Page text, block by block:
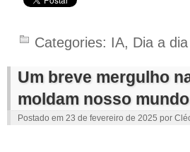
Categories: IA, Dia a dia
Um breve mergulho
moldam nosso
Postado em 23 de fevereiro de 2025 por